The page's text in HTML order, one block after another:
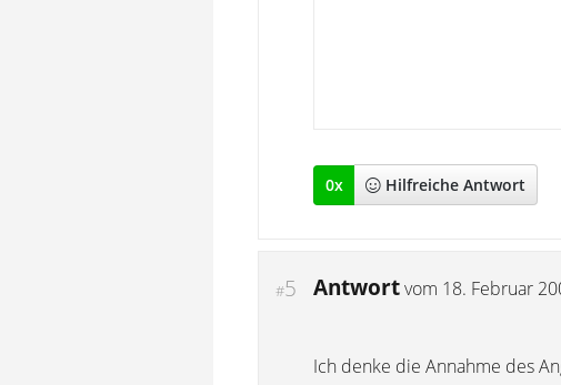
0x Hilfreiche Antwort
#5 Antwortvom 18. Februar
Ich denke die Annahme des